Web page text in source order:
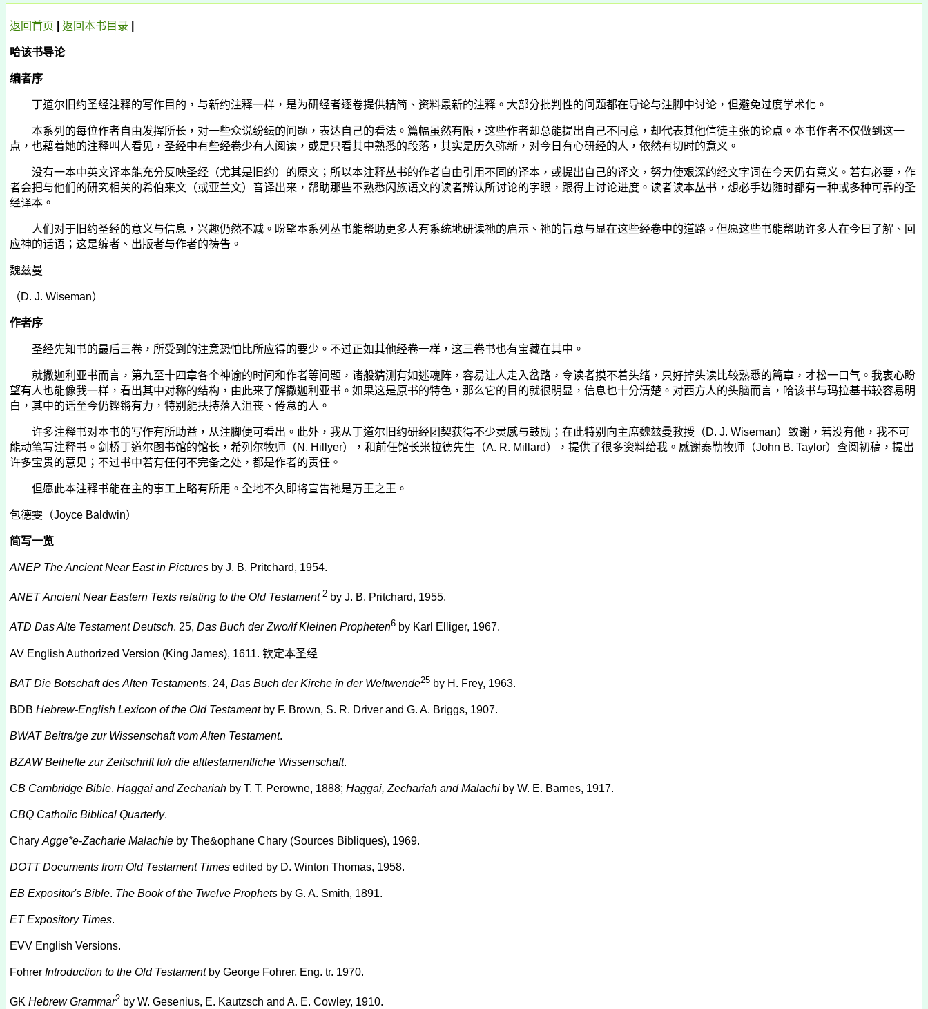
返回首页 返回本书 目录
哈该书导论
编者序
丁道尔旧约圣经注释的写作目的，与新约注释一样，是为研经者逐卷提供精简、资料最新的注释。大部分批判性的问题都在导论与注脚中讨论，但避免过度学术化。
本系列的每位作者自由发挥所长，对一些众说纷纭的问题，表达自己的看法。篇幅虽然有限，这些作者却总能提出自己不同意，却代表其他信徒主张的论点。本书作者不仅做到这一
点，也藉着她的注释叫人看见，圣经中有些经卷少有人阅读，或是只看其中熟悉的段落，其实是历久弥新，对今日有心研经的人，依然有切时的意义。
没有一本中英文译本能充分反映圣经（尤其是旧约）的原文；所以本注释丛书的作者自由引用不同的译本，或提出自己的译文，努力使艰深的经文字词在今天仍有意义。若有必要，作
者会把与他们的研究相关的希伯来文（或亚兰文）音译出来，帮助那些不熟悉闪族语文的读者辨认所讨论的字眼，跟得上讨论进度。读者读本丛书，想必手边随时都有一种或多种可靠的圣
经译本。
人们对于旧约圣经的意义与信息，兴趣仍然不减。盼望本系列丛书能帮助更多人有系统地研读祂的启示、祂的旨意与显在这些经卷中的道路。但愿这些书能帮助许多人在今日了解、回
应神的话语；这是编者、出版者与作者的祷告。
魏兹曼
（D. J. Wiseman）
作者序
圣经先知书的最后三卷，所受到的注意恐怕比所应得的要少。不过正如其他经卷一样，这三卷书也有宝藏在其中。
就撒迦利亚书而言，第九至十四章各个神谕的时间和作者等问题，诸般猜测有如迷魂阵，容易让人走入岔路，令读者摸不着头绪，只好掉头读比较熟悉的篇章，才松一口气。我衷心盼
望有人也能像我一样，看出其中对称的结构，由此来了解撒迦利亚书。如果这是原书的特色，那么它的目的就很明显，信息也十分清楚。对西方人的头脑而言，哈该书与玛拉基书较容易明
白，其中的话至今仍铿锵有力，特别能扶持落入沮丧、倦怠的人。
许多注释书对本书的写作有所助益，从注脚便可看出。此外，我从丁道尔旧约研经团契获得不少灵感与鼓励；在此特别向主席魏玆曼教授（D. J. Wiseman）致谢，若没有他，我不可
能动笔写注释书。剑桥丁道尔图书馆的馆长，希列尔牧师（N. Hillyer），和前任馆长米拉德先生（A. R. Millard），提供了很多资料给我。感谢泰勒牧师（John B. Taylor）查阅初稿，提出
许多宝贵的意见；不过书中若有任何不完备之处，都是作者的责任。
但愿此本注释书能在主的事工上略有所用。全地不久即将宣告祂是万王之王。
包德雯（Joyce Baldwin）
简写一览
ANEP The Ancient Near East in Pictures by J. B. Pritchard, 1954.
ANET Ancient Near Eastern Texts relating to the Old Testament 2 by J. B. Pritchard, 1955.
ATD Das Alte Testament Deutsch. 25, Das Buch derZwo/lfKleinen Propheten6 by Karl Elliger, 1967.
AV English Authorized Version (King James), 1611. 钦定本圣经
BAT Die Botschaft des Alten Testaments. 24, Das Buch der Kirche in der Weltwende25 by H. Frey, 1963.
BDB Hebrew-English Lexicon of the Old Testamentby F. Brown, S. R. Driver and G. A. Briggs, 1907.
BWAT Beitra/ge zur Wissenschaft vom Alten Testament.
BZAW Beihefte zur Zeitschrift fu/r die alttestamentliche Wissenschaft.
CB Cambridge Bible. Haggai and Zechariah by T. T. Perowne, 1888; Haggai, Zechariah and Malachi by W. E. Barnes, 1917.
CBQ Catholic Biblical Quarterly.
Chary Agge*e-Zacharie Malachie by The&ophane Chary (Sources Bibliques), 1969.
DOTT Documents from Old Testament Times edited by D. Winton Thomas, 1958.
EB Expositor's Bible. The Book of the Twelve Prophets by G. A. Smith, 1891.
ET Expository Times.
EVV English Versions.
Fohrer Introduction to the Old Testamentby George Fohrer, Eng. tr. 1970.
GK Hebrew Grammar2 by W. Gesenius, E. Kautzsch and A. E. Cowley, 1910.